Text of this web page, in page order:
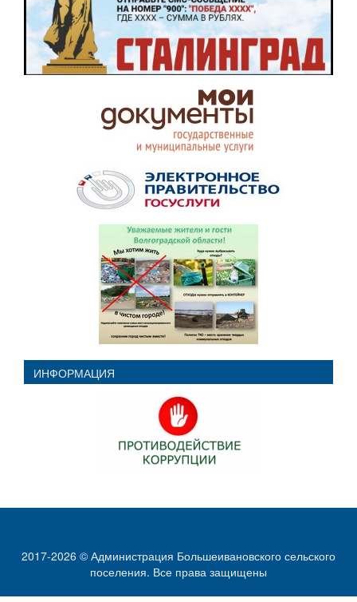
ИНФОРМАЦИЯ
2017-2026 © Администрация Большеивановского сельского
поселения. Все права защищены